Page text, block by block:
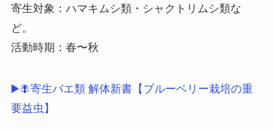
寄生対象：ハマキムシ類・シャクトリムシ類な
ど。
活動時期：春〜秋
▶🪰寄生バエ類 解体新書【ブルーベリー栽培の重
要益虫】